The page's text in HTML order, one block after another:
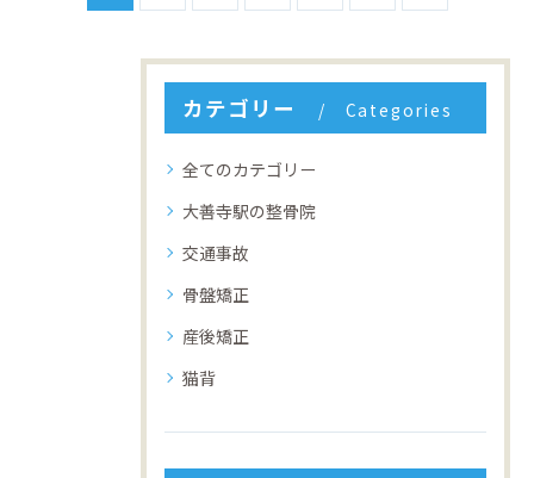
カテゴリー Categories
全てのカテゴリー
大善寺駅の整骨院
交通事故
骨盤矯正
産後矯正
猫背